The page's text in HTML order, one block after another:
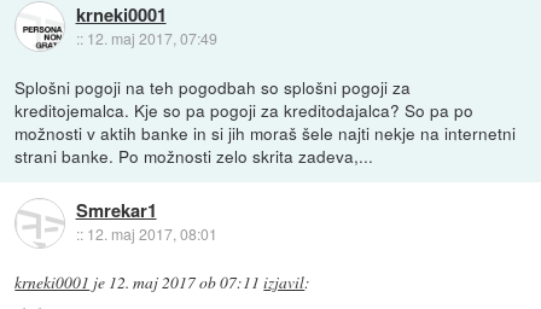
krneki0001
:: 12. maj 2017, 07:49
Splošni pogoji na teh pogodbah so splošni pogoji za
kreditojemalca. Kje so pa pogoji za kreditodajalca? So pa po
možnosti v aktih banke in si jih moraš šele najti nekje na internetni
strani banke. Po možnosti zelo skrita zadeva,...
Smrekar1
:: 12. maj 2017, 08:01
krneki0001 je 12. maj 2017 ob 07:11 izjavil: